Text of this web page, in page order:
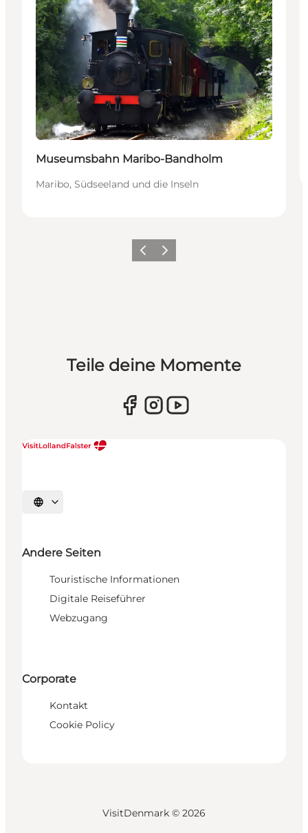
Museumsbahn Maribo-Bandholm
Maribo, Südseeland und die Inseln
ZurückWeiter
Teile deine Momente
Sprache auswählen
Andere Seiten
Touristische Informationen
Digitale Reiseführer
Webzugang
Corporate
Kontakt
Cookie Policy
VisitDenmark © 2026